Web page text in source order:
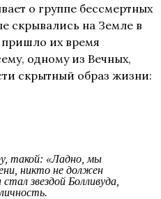
о группе бессмертных
скрывались на Земле в
пришло их время
одному из Вечных,
скрытный образ жизни:
такой: «Ладно, мы
никто не должен
звездой Болливуда,